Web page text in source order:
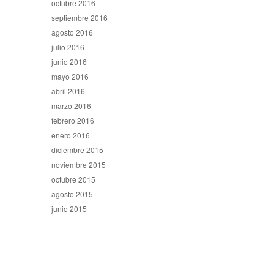
octubre 2016
septiembre 2016
agosto 2016
julio 2016
junio 2016
mayo 2016
abril 2016
marzo 2016
febrero 2016
enero 2016
diciembre 2015
noviembre 2015
octubre 2015
agosto 2015
junio 2015